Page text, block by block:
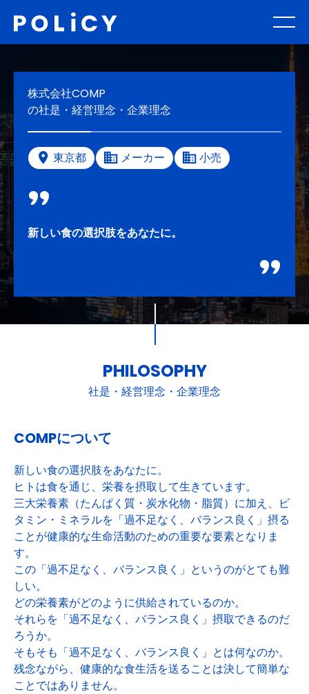
株式会社COMP
の社是・経営理念・企業理念
東京都 メーカー 小売
新しい食の選択肢をあなたに。
PHILOSOPHY
社是・経営理念・企業理念
COMPについて
新しい食の選択肢をあなたに。
ヒトは食を通じ、栄養を摂取して生きています。
三大栄養素（たんぱく質・炭水化物・脂質）に加え、ビ
タミン・ミネラルを「過不足なく、バランス良く」摂る
ことが健康的な生命活動のための重要な要素となりま
す。
この「過不足なく、バランス良く」というのがとても難
しい。
どの栄養素がどのように供給されているのか。
それらを「過不足なく、バランス良く」摂取できるのだ
ろうか。
そもそも「過不足なく、バランス良く」とは何なのか。
残念ながら、健康的な食生活を送ることは決して簡単な
ことではありません。